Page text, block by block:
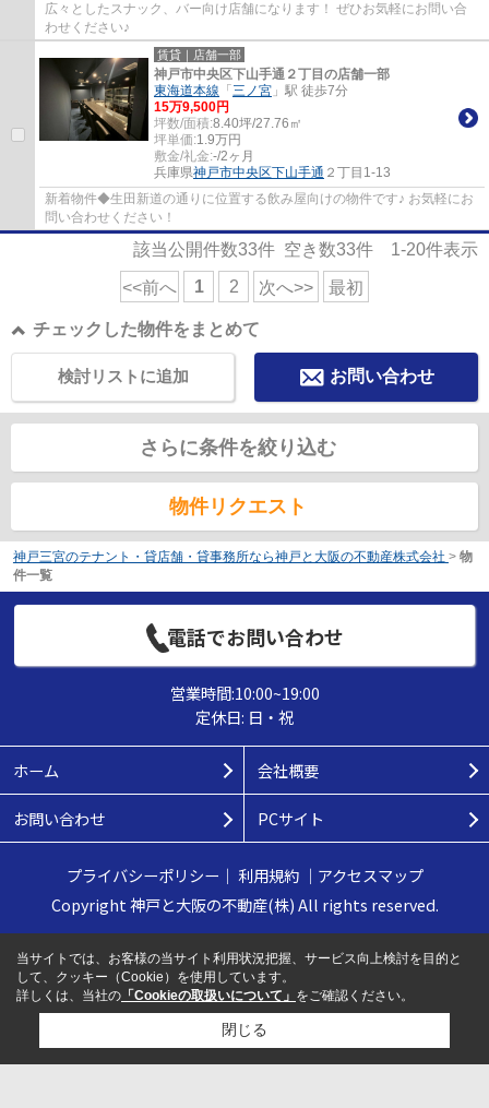
広々としたスナック、バー向け店舗になります！ ぜひお気軽にお問い合
わせください♪
賃貸｜店舗一部
神戸市中央区下山手通２丁目の店舗一部
東海道本線 「 三ノ宮 」駅 徒歩7分
15万9,500円
坪数/面積:8.40坪/27.76㎡
坪単価:1.9万円
敷金/礼金:-/2ヶ月
兵庫県神戸市中央区下山手通 ２丁目1-13
新着物件◆生田新道の通りに位置する飲み屋向けの物件です♪ お気軽にお
問い合わせください！
該当公開件数33件 空き数33件 1-20件表示
<<前へ 1 2 次へ>> 最初
チェックした物件をまとめて
お問い合わせ
検討リストに追加
さらに条件を絞り込む
物件リクエスト
神戸三宮のテナント・貸店舗・貸事務所なら神戸と大阪の不動産株式会社 > 物
件一覧
電話でお問い合わせ
営業時間:10:00~19:00
定休日: 日・祝
ホーム 会社概要
お問い合わせ PCサイト
プライバシーポリシー ｜ 利用規約｜ アクセスマップ
Copyright 神戸と大阪の不動産(株) All rights reserved.
当サイトでは、お客様の当サイト利用状況把握、サービス向上検討を目的と
して、クッキー（Cookie）を使用しています。
詳しくは、当社の 「Cookieの取扱いについて」 をご確認ください。
閉じる